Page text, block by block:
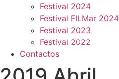
Festival 2024
Festival FILMar 2024
Festival 2023
Festival 2022
Contactos